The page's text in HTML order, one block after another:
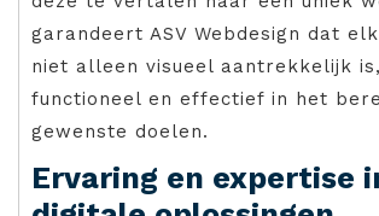
garandeert ASV Webdesign dat
niet alleen visueel aantrekkelijk
functioneel en effectief in het
gewenste doelen.
Ervaring en expertise